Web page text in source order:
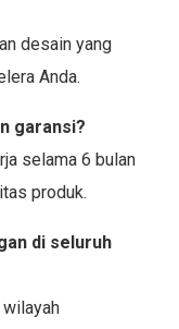
desain yang
Anda.
garansi?
selama 6 bulan
produk.
di seluruh